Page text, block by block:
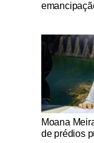
Notícias Católicas
Moana
de prédios